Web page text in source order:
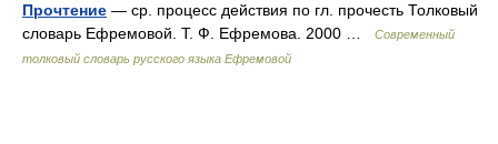
Прочтение — ср. процесс действия по гл. прочесть Толковый
словарь Ефремовой. Т. Ф. Ефремова. 2000 …
Современный
толковый словарь русского языка Ефремовой